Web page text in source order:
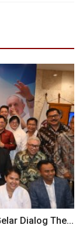
Dialog The...